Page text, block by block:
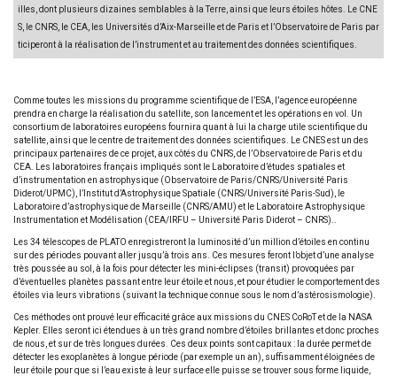
illes, dont plusieurs dizaines semblables à la Terre, ainsi que leurs étoiles hôtes. Le CNE
S, le CNRS, le CEA, les Universités d’Aix-Marseille et de Paris et l’Observatoire de Paris par
ticiperont à la réalisation de l’instrument et au traitement des données scientifiques.
Comme toutes les missions du programme scientifique de l’ESA, l’agence européenne
prendra en charge la réalisation du satellite, son lancement et les opérations en vol. Un
consortium de laboratoires européens fournira quant à lui la charge utile scientifique du
satellite, ainsi que le centre de traitement des données scientifiques. Le CNES est un des
principaux partenaires de ce projet, aux côtés du CNRS, de l’Observatoire de Paris et du
CEA. Les laboratoires français impliqués sont le Laboratoire d’études spatiales et
d’instrumentation en astrophysique (Observatoire de Paris/CNRS/Université Paris
Diderot/UPMC), l’Institut d’Astrophysique Spatiale (CNRS/Université Paris-Sud), le
Laboratoire d’astrophysique de Marseille (CNRS/AMU) et le Laboratoire Astrophysique
Instrumentation et Modélisation (CEA/IRFU – Université Paris Diderot – CNRS)..
Les 34 télescopes de PLATO enregistreront la luminosité d’un million d’étoiles en continu
sur des périodes pouvant aller jusqu’à trois ans. Ces mesures feront l’objet d’une analyse
très poussée au sol, à la fois pour détecter les mini-éclipses (transit) provoquées par
d’éventuelles planètes passant entre leur étoile et nous, et pour étudier le comportement des
étoiles via leurs vibrations (suivant la technique connue sous le nom d’astérosismologie).
Ces méthodes ont prouvé leur efficacité grâce aux missions du CNES CoRoT et de la NASA
Kepler. Elles seront ici étendues à un très grand nombre d’étoiles brillantes et donc proches
de nous, et sur de très longues durées. Ces deux points sont capitaux : la durée permet de
détecter les exoplanètes à longue période (par exemple un an), suffisamment éloignées de
leur étoile pour que si l’eau existe à leur surface elle puisse se trouver sous forme liquide,